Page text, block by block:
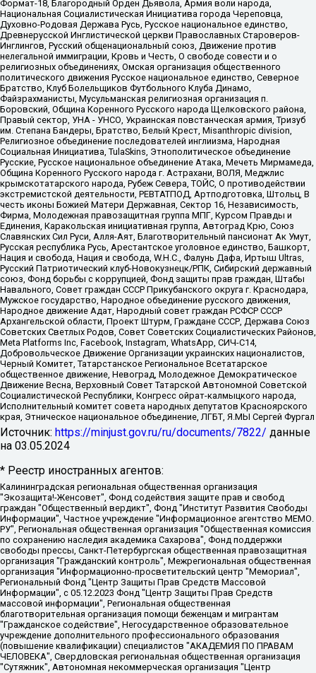
Формат-18, Благородный Орден Дьявола, Армия воли народа,
Национальная Социалистическая Инициатива города Череповца,
Духовно-Родовая Держава Русь, Русское национальное единство,
Древнерусской Инглистической церкви Православных Староверов-
Инглингов, Русский общенациональный союз, Движение против
нелегальной иммиграции, Кровь и Честь, О свободе совести и о
религиозных объединениях, Омская организация общественного
политического движения Русское национальное единство, Северное
Братство, Клуб Болельщиков Футбольного Клуба Динамо,
Файзрахманисты, Мусульманская религиозная организация п.
Боровский, Община Коренного Русского народа Щелковского района,
Правый сектор, УНА - УНСО, Украинская повстанческая армия, Тризуб
им. Степана Бандеры, Братство, Белый Крест, Misanthropic division,
Религиозное объединение последователей инглиизма, Народная
Социальная Инициатива, TulaSkins, Этнополитическое объединение
Русские, Русское национальное объединение Атака, Мечеть Мирмамеда,
Община Коренного Русского народа г. Астрахани, ВОЛЯ, Меджлис
крымскотатарского народа, Рубеж Севера, ТОЙС, О противодействии
экстремистской деятельности, РЕВТАТПОД, Артподготовка, Штольц, В
честь иконы Божией Матери Державная, Сектор 16, Независимость,
Фирма, Молодежная правозащитная группа МПГ, Курсом Правды и
Единения, Каракольская инициативная группа, Автоград Крю, Союз
Славянских Сил Руси, Алля-Аят, Благотворительный пансионат Ак Умут,
Русская республика Русь, Арестантское уголовное единство, Башкорт,
Нация и свобода, Нация и свобода, W.H.С., Фалунь Дафа, Иртыш Ultras,
Русский Патриотический клуб-Новокузнецк/РПК, Сибирский державный
союз, Фонд борьбы с коррупцией, Фонд защиты прав граждан, Штабы
Навального, Совет граждан СССР Прикубанского округа г. Краснодара,
Мужское государство, Народное объединение русского движения,
Народное движение Адат, Народный совет граждан РСФСР СССР
Архангельской области, Проект Штурм, Граждане СССР, Держава Союз
Советских Светлых Родов, Совет Советских Социалистических Районов,
Meta Platforms Inc, Facebook, Instagram, WhatsApp, СИЧ-С14,
Добровольческое Движение Организации украинских националистов,
Черный Комитет, Татарстанское Региональное Всетатарское
общественное движение, Невоград, Молодежное Демократическое
Движение Весна, Верховный Совет Татарской Автономной Советской
Социалистической Республики, Конгресс ойрат-калмыцкого народа,
Исполнительный комитет совета народных депутатов Красноярского
края, Этническое национальное объединение, ЛГБТ, Я.МЫ Сергей Фургал
Источник: https://minjust.gov.ru/ru/documents/7822/ данные
на 03.05.2024
* Реестр иностранных агентов:
Калининградская региональная общественная организация "Экозащита!-Женсовет", Фонд содействия защите прав и свобод граждан "Общественный вердикт", Фонд "Институт Развития Свободы Информации", Частное учреждение "Информационное агентство МЕМО. РУ", Региональная общественная организация "Общественная комиссия по сохранению наследия академика Сахарова", Фонд поддержки свободы прессы, Санкт-Петербургская общественная правозащитная организация "Гражданский контроль", Межрегиональная общественная организация "Информационно-просветительский центр "Мемориал", Региональный Фонд "Центр Защиты Прав Средств Массовой Информации", с 05.12.2023 Фонд "Центр Защиты Прав Средств массовой информации", Региональная общественная благотворительная организация помощи беженцам и мигрантам "Гражданское содействие", Негосударственное образовательное учреждение дополнительного профессионального образования (повышение квалификации) специалистов "АКАДЕМИЯ ПО ПРАВАМ ЧЕЛОВЕКА", Свердловская региональная общественная организация "Сутяжник", Автономная некоммерческая организация "Центр независимых социологических исследований", Союз общественных объединений "Российский исследовательский центр по правам человека", Региональное общественное учреждение научно-информационный центр "МЕМОРИАЛ", Некоммерческая организация "Фонд защиты гласности", Автономная некоммерческая организация "Институт прав человека", Городская общественная организация "Екатеринбургское общество "МЕМОРИАЛ", Городская общественная организация "Рязанское историко-просветительское и правозащитное общество "Мемориал" (Рязанский Мемориал), Челябинский региональный орган общественной самодеятельности – женское общественное объединение "Женщины Евразии", Челябинский региональный орган общественной самодеятельности "Уральская правозащитная группа", Фонд содействия защите здоровья и социальной справедливости имени Андрея Рылькова, Автономная Некоммерческая Организация "Аналитический Центр Юрия Левады", Автономная некоммерческая организация социальной поддержки населения "Проект Апрель", Региональная общественная организация помощи женщинам и детям, находящимся в кризисной ситуации "Информационно-методический центр "Анна", Фонд содействия развитию массовых коммуникаций и правовому просвещению "Так-так-Так", Фонд содействия устойчивому развитию "Серебряная тайга", Свердловский региональный общественный фонд социальных проектов "Новое время", "Idel.Реалии", Кавказ.Реалии, Крым.Реалии, Телеканал Настоящее Время, Татаро-башкирская служба Радио Свобода (Azatliq Radiosi), Радио Свободная Европа/Радио Свобода (PCE/PC), "Сибирь.Реалии", "Фактограф", Благотворительный фонд помощи осужденным и их семьям, Автономная некоммерческая организация "Институт глобализации и социальных движений", Фонд "В защиту прав заключенных", Частное учреждение "Центр поддержки и содействия развитию средств массовой информации", Пензенский региональный общественный благотворительный фонд "Гражданский союз", "Север.Реалии", Некоммерческая организация Фонд "Правовая инициатива", Общество с ограниченной ответственностью "Радио Свободная Европа/Радио Свобода", Чешское информационное агентство "MEDIUM-ORIENT", Красноярская региональная общественная организация "Мы против СПИДа", Камалягин Денис Николаевич, Маркелов Сергей Евгеньевич, Пономарев Лев Александрович, Савицкая Людмила Алексеевна, Автономная некоммерческая организация "Центр по работе с проблемой насилия "НАСИЛИЮ.НЕТ", Межрегиональный профессиональный союз работников здравоохранения "Альянс врачей", Юридическое лицо, зарегистрированное в Латвийской Республике, SIA "Medusa Project" (регистрационный номер 40103797863, дата регистрации 10.06.2014), Некоммерческая организация "Фонд по борьбе с коррупцией", Автономная некоммерческая организация "Институт права и публичной политики", Баданин Роман Сергеевич, Гликин Максим Александрович, Железнова Мария Михайловна, Лукьянова Юлия Сергеевна, Маетная Елизавета Витальевна, Маняхин Петр Борисович, Чуракова Ольга Владимировна, Ярош Юлия Петровна, Юридическое лицо "The Insider SIA", зарегистрированное в Риге, Латвийская Республика (дата регистрации 26.06.2015), являющееся администратором доменного имени интернет-издания "The Insider SIA", https://theins.ru, Постернак Алексей Евгеньевич, Рубин Михаил Аркадьевич, Анин Роман Александрович, Юридическое лицо Istories fonds, зарегистрированное в Латвийской Республике (регистрационный номер 50008295751, дата регистрации 24.02.2020), Великовский Дмитрий Александрович, Долинина Ирина Николаевна, Мароховская Алеся Алексеевна, Шлейнов Роман Юрьевич, Шмагун Олеся Валентиновна, Общество с ограниченной ответственностью "Альтаир 2021", Общество с ограниченной ответственностью "Вега 2021", Общество с ограниченной ответственностью "Главный редактор 2021", Общество с ограниченной ответственностью "Ромашки монолит", Важенков Артем Валерьевич, Ивановская областная общественная организация "Центр гендерных исследований", Гурман Юрий Альбертович, Медиапроект "ОВД-Инфо", Егоров Владимир Владимирович, Жилинский Владимир Александрович, Общество с ограниченной ответственностью "ЗП", Иванова София Юрьевна, Карезина Инна Павловна, Кильтау Екатерина Викторовна, Петров Алексей Викторович, Пискунов Сергей Евгеньевич, Смирнов Сергей Сергеевич, Тихонов Михаил Сергеевич, Общество с ограниченной ответственностью "ЖУРНАЛИСТ-ИНОСТРАННЫЙ АГЕНТ", Арапова Галина Юрьевна, Вольтская Татьяна Анатольевна, Американская компания "Mason G.E.S. Anonymous Foundation" (США), являющаяся владельцем интернет-издания https://mnews.world/, Компания "Stichting Bellingcat", зарегистрированная в Нидерландах (дата регистрации 11.07.2018), Захаров Андрей Вячеславович, Клепиковская Екатерина Дмитриевна, Общество с ограниченной ответственностью "МЕМО", Перл Роман Александрович, Симонов Евгений Алексеевич, Соловьева Елена Анатольевна, Сотников Даниил Владимирович, Сурначева Елизавета Дмитриевна, Автономная некоммерческая организация по защите прав человека и информированию населения "Якутия – Наше Мнение", Общество с ограниченной ответственностью "Москоу диджитал медиа", с 26.01.2023 Общество с ограниченной ответственностью "Чайка Белые сады", Ветошкина Валерия Валерьевна, Заговора Максим Александрович, Межрегиональное общественное движение "Российская ЛГБТ - сеть", Оленичев Максим Владимирович, Павлов Иван Юрьевич, Скворцова Елена Сергеевна, Общество с ограниченной ответственностью "Как бы инагент", Кочетков Игорь Викторович, Общество с ограниченной ответственностью "Честные выборы", Еланчик Олег Александрович, Общество с ограниченной ответственностью "Нобелевский призыв", Гималова Регина Эмилевна, Григорьев Андрей Валерьевич, Григорьева Алина Александровна, Ассоциация по содействию защите прав призывников, альтернативнослужащих и военнослужащих "Правозащитная группа "Гражданин.Армия.Право", Хисамова Регина Фаритовна, Автономная некоммерческая организация по реализации социально-правовых программ "Лилит", Дальневосточное общественное движение "Маяк", Санкт-Петербургская ЛГБТ-инициативная группа "Выход", Инициативная группа ЛГБТ+ "Реверс", Алексеев Андрей Викторович, Бекбулатова Таисия Львовна, Беляев Иван Михайлович, Владыкина Елена Сергеевна, Гельман Марат Александрович, Никульшина Вероника Юрьевна, Толоконникова Надежда Андреевна, Шендерович Виктор Анатольевич, Общество с ограниченной ответственностью "Данное сообщение", Общество с ограниченной ответственностью Издательский дом "Новая глава", Айнбиндер Александра Александровна, Московский комьюнити-центр для ЛГБТ+инициатив, Благотворительный фонд развития филантропии, Deutsche Welle (Германия, Kurt-Schumacher-Strasse 3, 53113 Bonn), Борзунова Мария Михайловна, Воробьев Виктор Викторович, Голубева Анна Львовна, Константинова Алла Михайловна, Малкова Ирина Владимировна, Мурадов Мурад Абдулгалимович, Осетинская Елизавета Николаевна, Понасенков Евгений Николаевич, Ганапольский Матвей Юрьевич, Киселев Евгений Алексеевич, Борухович Ирина Григорьевна, Дремин Иван Тимофеевич, Дубровский Дмитрий Викторович, Красноярская региональная общественная организация поддержки и развития альтернативных образовательных технологий и межкультурных коммуникаций "ИНТЕРРА", Маяковская Екатерина Алексеевна, Фейгин Марк Захарович, Филимонов Андрей Викторович, Дзугкоева Регина Николаевна, Доброхотов Роман Александрович, Дудь Юрий Александрович, Елкин Сергей Владимирович, Кругликов Кирилл Игоревич, Сабунаева Мария Леонидовна, Семенов Алексей Владимирович, Шаинян Карен Багратович, Шульман Екатерина Михайловна, Асафьев Артур Валерьевич, Вахштайн Виктор Семенович, Венедиктов Алексей Алексеевич, Лушникова Екатерина Евгеньевна, Волков Леонид Михайлович, Невзоров Александр Глебович, Пархоменко Сергей Борисович, Сироткин Ярослав Николаевич, Кара-Мурза Владимир Владимирович, Баранова Наталья Владимировна, Гозман Леонид Яковлевич, Кагарлицкий Борис Юльевич, Климарев Михаил Валерьевич, Милов Владимир Станиславович, Автономная некоммерческая организация Краснодарский центр современного искусства "Типография", Моргенштерн Алишер Тагирович, Соболь Любовь Эдуардовна, Общество с ограниченной ответственностью "ЛИЗА НОРМ", Каспаров Гарри Кимович, Ходорковский Михаил Борисович, Общество с ограниченной ответственностью "Апрельские тезисы", Данилович Ирина Брониславовна, Кашин Олег Владимирович, Петров Николай Владимирович, Пивоваров Алексей Владимирович, Соколов Михаил Владимирович, Цветкова Юлия Владимировна, Чичваркин Евгений Александрович, Комитет против пыток/Команда против пыток, Общество с ограниченной ответственностью "Первый научный", Общество с ограниченной ответственностью "Вертолет и ко", Белоцерковская Вероника Борисовна, Кац Максим Евгеньевич, Лазарева Татьяна Юрьевна, Шаведдинов Руслан Табризович, Яшин Илья Валерьевич, Общество с ограниченной ответственностью "Иноагент ААВ", Алешковский Дмитрий Петрович, Альбац Евгения Марковна, Быков Дмитрий Львович, Галямина Юлия Евгеньевна, Лойко Сергей Леонидович, Мартынов Кирилл Константинович, Медведев Сергей Александрович, Крашенинников Федор Геннадиевич, Гордеева Катерина Вл